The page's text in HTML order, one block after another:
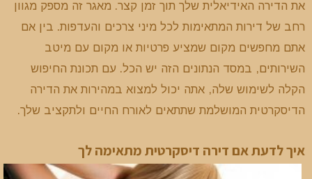
את הדירה האידיאלית שלך תוך זמן קצר. מאגר זה מספק מגוון
רחב של דירות המתאימות לכל מיני צרכים והעדפות. בין אם
אתם מחפשים מקום שמציע פרטיות או מקום עם מיטב
השירותים, במסד הנתונים הזה יש הכל. עם תכונת החיפוש
הקלה לשימוש שלה, אתה יכול למצוא במהירות את הדירה
הדיסקרטית המושלמת שתתאים לאורח החיים ולתקציב שלך.
איך לדעת אם דירה דיסקרטית מתאימה לך